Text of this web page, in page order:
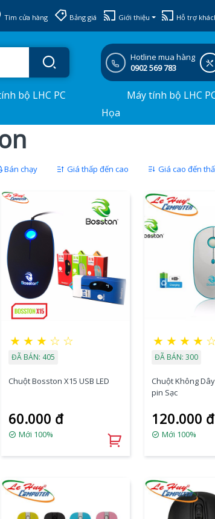
Tìm cửa hàng Bảng giá Giới thiệu Hỗ trợ
Hotline mua hàng
0902 569 783
bộ LHC PC
Máy tính bộ LHC
Họa
Bán chạy Giá thấp đến cao Giá cao đến
★ ★ ★ ☆ ☆
ĐÃ BÁN: 405
Chuột Bosston X15 USB LED
60.000 đ
Mới 100%
★ ★ ★ ★
ĐÃ BÁN: 300
Chuột Không
pin Sạc
120.000 đ
Mới 100%